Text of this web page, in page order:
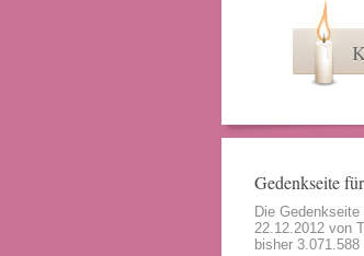
Gedenkseite
Die
22.12.2012 von
bisher